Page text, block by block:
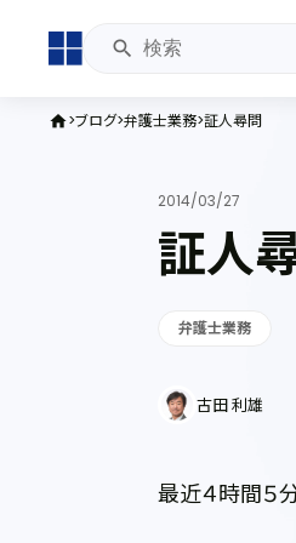
home ブログ 弁護士業務 証人尋問
2014/03/27
証人
弁護士業務
古田 利雄
最近４時間５